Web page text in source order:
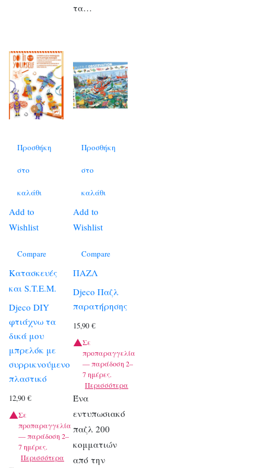
τα…
Προσθήκη
στο
καλάθι
Add to
Wishlist
Compare
Κατασκευές
και S.T.E.M.
Djeco DIY
φτιάχνω τα
δικά μου
μπρελόκ με
συρρικνούμενο
πλαστικό
12,90 €
Σε
προπαραγγελία
— παράδοση 2–
7 ημέρες.
Περισσότερα
Προσθήκη
στο
καλάθι
Add to
Wishlist
Compare
ΠΑΖΛ
Djeco Παζλ
παρατήρησης
15,90€
Σε
προπαραγγελία
— παράδοση 2–
7 ημέρες.
Περισσότερα
Ένα
εντυπωσιακό
παζλ 200
κομματιών
από την